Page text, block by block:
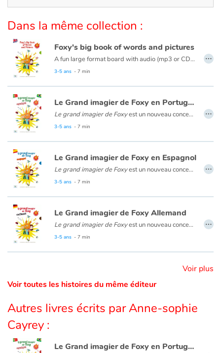
À l'école
Amour et amitié
Émotions et sentiments
Formats et illustrations
Catalogue anglais
Contraste +
Aide
Accueil
Médiathèques
Vidéos & Tutoriaux
Dans la même collection :
Foxy's big book of words and pictures
A fun large format board with audio (mp3 or CD) to learn new words and phrases with Foxy, Nina and Tom!
• On the left page: colourful pictures and words
• A fun Look and Find game on each page!
3-5 ans - 7 min
…
Le Grand imagier de Foxy en Portugais
Le grand imagier de Foxyest un nouveau concept pour découvrir le portugais à partir de 4 ans avec Foxy, Tom et Nina. Composé de 15 doubles pages thématiques illustrées, cet imagier est innovant : la page de gauche présente le vocabulaire illustré, la page de droite contextualise les mots dans une mise en scène amusante. La version audio permet d’écouter les mots, les dialogues et les chansons. Un album complet et attrayant pour s’initier au vocabulaire basique du portugais dès le plus jeune âge.
3-5 ans - 7 min
…
Le Grand imagier de Foxy en Espagnol
Le grand imagier de Foxyest un nouveau concept pour découvrir l’espagnol à partir de 4 ans avec Foxy, Tom et Nina. Composé de 15 doubles pages thématiques illustrées, cet imagier est innovant : la page de gauche présente le vocabulaire illustré, la page de droite contextualise les mots dans une mise en scène amusante. La version audio permet d’écouter les mots, les dialogues et les chansons. Un album complet et attrayant pour s’initier au vocabulaire basique de l’espagnol dès le plus jeune âge.
3-5 ans - 7 min
…
Le Grand imagier de Foxy Allemand
Le grand imagier de Foxyest un nouveau concept pour découvrir l’allemand à partir de 4 ans avec Foxy, Tom et Nina. Composé de 15 doubles pages thématiques illustrées, cet imagier est innovant : la page de gauche présente le vocabulaire illustré, la page de droite contextualise les mots dans une mise en scène amusante. La version audio permet d’écouter les mots, les dialogues et les chansons. Un album complet et attrayant pour s’initier au vocabulaire basique de l’allemand dès le plus jeune âge.
3-5 ans - 7 min
…
Voir plus
Voir toutes les histoires du même éditeur
Autres livres écrits par Anne-sophie
Cayrey :
Le Grand imagier de Foxy en Portugais